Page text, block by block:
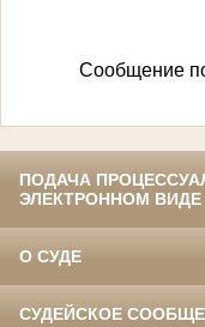
Сообщение
ПОДАЧА
ЭЛЕКТРОННОМ ВИДЕ
О СУДЕ
СУДЕЙСКОЕ